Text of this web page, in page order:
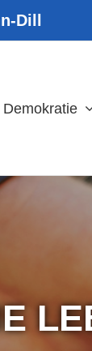
Dill